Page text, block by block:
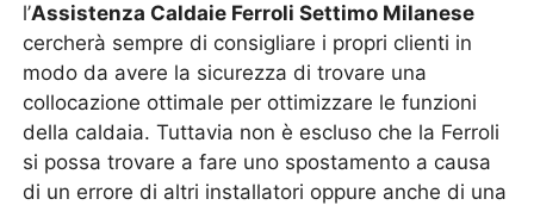
l’Assistenza Caldaie Ferroli Settimo Milanese
cercherà sempre di consigliare i propri clienti in
modo da avere la sicurezza di trovare una
collocazione ottimale per ottimizzare le funzioni
della caldaia. Tuttavia non è escluso che la Ferroli
si possa trovare a fare uno spostamento a causa
di un errore di altri installatori oppure anche di una